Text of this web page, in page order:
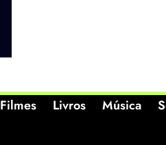
Filmes Livros Música